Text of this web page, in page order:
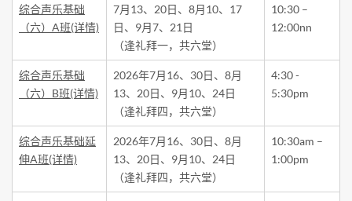
综合声乐基础
（六）A班(详情)
7月13、20日、8月10、17
日、9月7、21日
（逢礼拜一，共六堂）
10:30 –
12:00nn
综合声乐基础
（六）B班(详情)
2026年7月16、30日、8月
13、20日、9月10、24日
（逢礼拜四，共六堂）
4:30 -
5:30pm
综合声乐基础延
伸A班(详情)
2026年7月16、30日、8月
13、20日、9月10、24日
（逢礼拜四，共六堂）
10:30am –
1:00pm